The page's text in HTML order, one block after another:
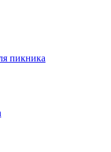
пикника